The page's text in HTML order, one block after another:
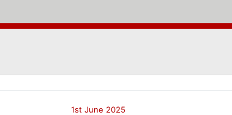
1st June 2025